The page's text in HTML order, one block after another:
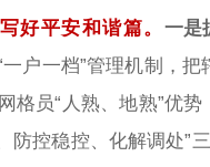
好平安和谐篇。 一是
户一档”管理机制，
格员“人熟、地熟”优
防控稳控、化解调处